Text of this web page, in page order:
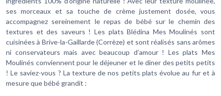
ses morceaux et sa touche de crème justement dosée, vous
accompagnez sereinement le repas de bébé sur le chemin des
textures et des saveurs ! Les plats Blédina Mes Moulinés sont
cuisinées à Brive-la-Gaillarde (Corrèze) et sont réalisés sans arômes
ni conservateurs mais avec beaucoup d’amour ! Les plats Mes
Moulinés conviennent pour le déjeuner et le diner des petits petits
! Le saviez-vous ? La texture de nos petits plats évolue au fur et à
mesure que bébé grandit :